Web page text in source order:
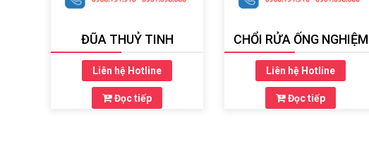
ĐŨA THUỶ TINH
Liên hệ Hotline
Đọc tiếp
CHỔI RỬA ỐNG NGHIỆM
Liên hệ Hotline
Đọc tiếp